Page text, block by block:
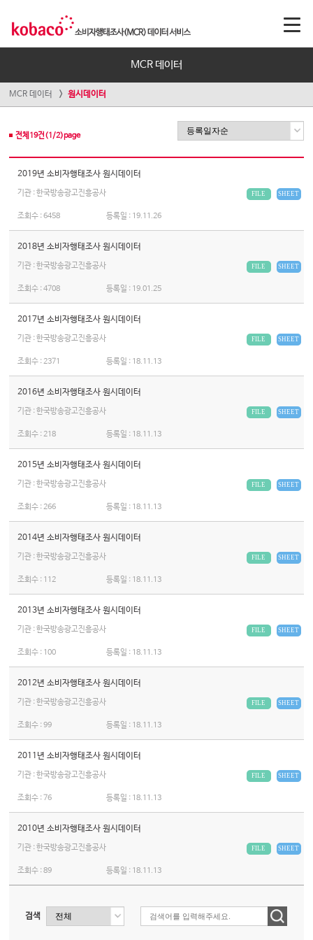
MCR 데이터
MCR 데이터 원시데이터
전체 19건(1 /2)page
2019년 소비자행태조사 원시데이터
기관 : 한국방송광고진흥공사 SHEET
FILE
조회수 :6458 등록일 : 19.11.26
2018년 소비자행태조사 원시데이터
기관 : 한국방송광고진흥공사 SHEET
FILE
조회수 :4708 등록일 : 19.01.25
2017년 소비자행태조사 원시데이터
기관 : 한국방송광고진흥공사 SHEET
FILE
조회수 :2371 등록일 : 18.11.13
2016년 소비자행태조사 원시데이터
기관 : 한국방송광고진흥공사 SHEET
FILE
조회수 :218 등록일 : 18.11.13
2015년 소비자행태조사 원시데이터
기관 : 한국방송광고진흥공사 SHEET
FILE
조회수 :266 등록일 : 18.11.13
2014년 소비자행태조사 원시데이터
기관 : 한국방송광고진흥공사 SHEET
FILE
조회수 : 112 등록일 : 18.11.13
2013년 소비자행태조사 원시데이터
기관 : 한국방송광고진흥공사 SHEET
FILE
조회수 : 100 등록일 : 18.11.13
2012년 소비자행태조사 원시데이터
기관 : 한국방송광고진흥공사 SHEET
FILE
조회수 :99 등록일 : 18.11.13
2011년 소비자행태조사 원시데이터
기관 : 한국방송광고진흥공사 SHEET
FILE
조회수 :76 등록일 : 18.11.13
2010년 소비자행태조사 원시데이터
기관 : 한국방송광고진흥공사 SHEET
FILE
조회수 :89 등록일 : 18.11.13
검색